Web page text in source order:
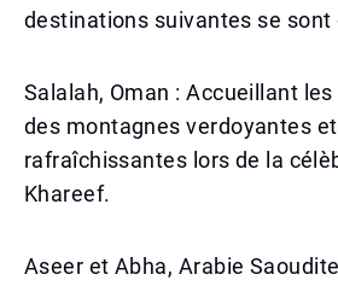
destinations suivantes se sont
Salalah, Oman : Accueillant
des montagnes verdoyantes
rafraîchissantes lors de la
Khareef.
Aseer et Abha, Arabie